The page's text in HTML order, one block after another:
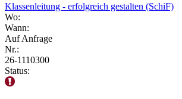
Klassenleitung - erfolgreich gestalten (SchiF)
Wo:
Wann:
Auf Anfrage
Nr.:
26-1110300
Status: